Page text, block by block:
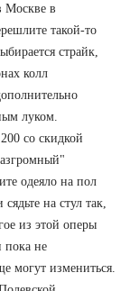
Москве в
такой-то
страйк,
колл
луком.
со скидкой
одеяло на пол
сядьте на стул так,
из этой оперы
пока не
могут измениться.